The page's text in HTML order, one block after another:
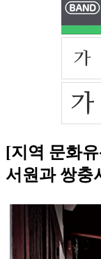
[지역 문화
서원과 쌍충